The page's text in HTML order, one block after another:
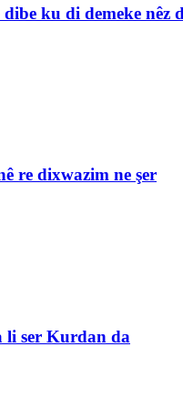
ku di demeke nêz
re dixwazim ne şer
li ser Kurdan da